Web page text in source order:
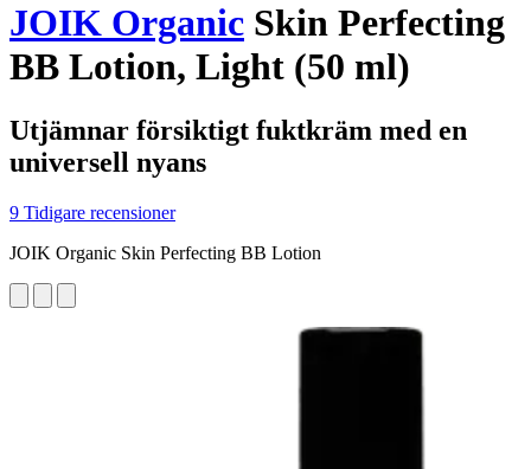
JOIK Organic Skin Perfecting
BB Lotion, Light (50 ml)
Utjämnar försiktigt fuktkräm med en
universell nyans
9 Tidigare recensioner
JOIK Organic Skin Perfecting BB Lotion